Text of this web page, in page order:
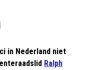
in Nederland niet
Ralph